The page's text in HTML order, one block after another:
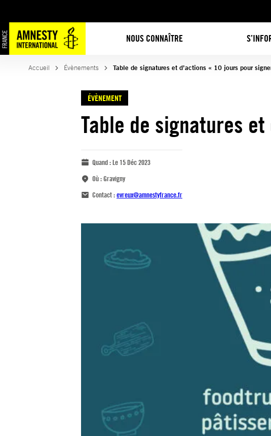
NOUS CONNAÎTRE
Accueil Évènements Table de signatures et d’actions « 10 jours pour
ÉVÈNEMENT
Table de signatures
Quand :Le 15 Déc 2023
Où :Gravigny
Contact :evreux@amnestyfrance.fr